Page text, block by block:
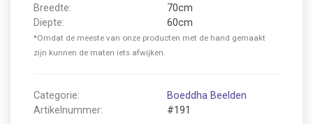
Breedte:
70cm
Diepte:
60cm
*Omdat de meeste van onze producten met de hand gemaakt
zijn kunnen de maten iets afwijken.
Categorie:
Boeddha Beelden
Artikelnummer:
#191